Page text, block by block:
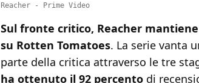
Reacher - Prime Video
Sul fronte critico, Reacher
su Rotten Tomatoes. La serie vanta
parte della critica attraverso le tre
ha ottenuto il 92 percento di